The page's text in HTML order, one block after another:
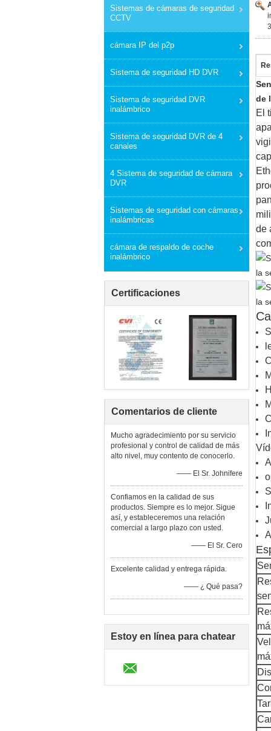
Sistemas de cámaras de seguridad
CCTV
cámara IP del p2p
Sistema de seguridad HD DVR
Sistema de seguridad DVR
inalámbrico
Sistema de seguridad DVR de 4
canales
4 Sistema de seguridad de cámara
DVR
Sistemas de seguridad con cámaras
inalámbricas
cámara de respaldo de coche
inalámbrico
Certificaciones
Comentarios de cliente
Mucho agradecimiento por su servicio
profesional y control de calidad de más
alto nivel, muy contento de conocerlo.
—— El Sr. Johnifere
Confiamos en la calidad de sus
productos. Siempre es lo mejor. Sigue
así, y estableceremos una relación
comercial a largo plazo con usted.
—— El Sr. Cero
Excelente calidad y entrega rápida.
—— ¿ Qué pasa?
Estoy en línea para chatear
de
El
de